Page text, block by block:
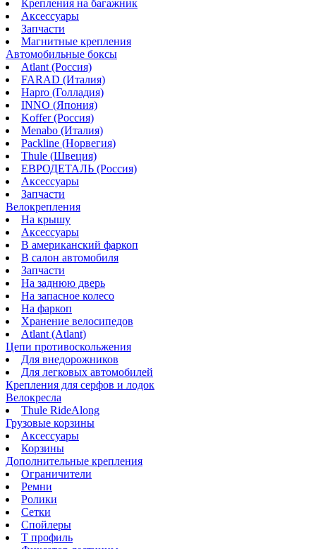
Крепления на багажник
Аксессуары
Запчасти
Магнитные крепления
Автомобильные боксы
Atlant (Россия)
FARAD (Италия)
Hapro (Голладия)
INNO (Япония)
Koffer (Россия)
Menabo (Италия)
Packline (Норвегия)
Thule (Швеция)
ЕВРОДЕТАЛЬ (Россия)
Аксессуары
Запчасти
Велокрепления
На крышу
Аксессуары
В американский фаркоп
В салон автомобиля
Запчасти
На заднюю дверь
На запасное колесо
На фаркоп
Хранение велосипедов
Atlant (Atlant)
Цепи противоскольжения
Для внедорожников
Для легковых автомобилей
Крепления для серфов и лодок
Велокресла
Thule RideAlong
Грузовые корзины
Аксессуары
Корзины
Дополнительные крепления
Ограничители
Ремни
Ролики
Сетки
Спойлеры
Т профиль